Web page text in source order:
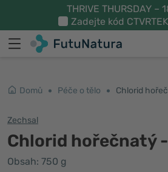
THRIVE THURSDAY –
Zadejte kód CTVRTEK
Domů Péče o tělo
Zechsal
Chlorid hořečnatý
Obsah: 750 g